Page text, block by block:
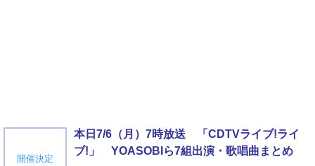
開催決定
本日7/6（月）7時放送 「CDTVライブ!ライ
ブ!」 YOASOBIら7組出演・歌唱曲まとめ